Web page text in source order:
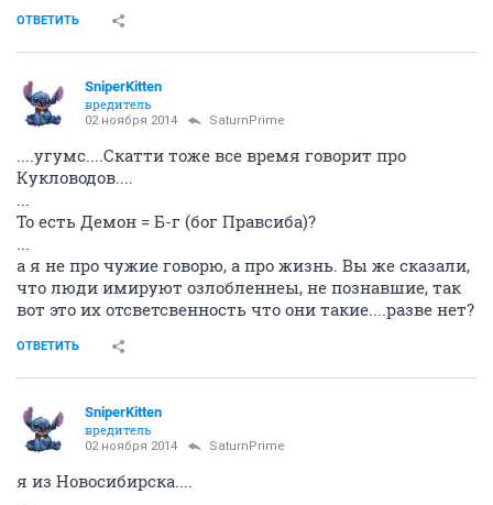
ОТВЕТИТЬ
SniperKitten
вредитель
02 ноября 2014 SaturnPrime
....угумс....Скатти тоже все время говорит про
Кукловодов....
...
То есть Демон = Б-г (бог Правсиба)?
...
а я не про чужие говорю, а про жизнь. Вы же сказали,
что люди имируют озлобленнеы, не познавшие, так
вот это их отсветсвенность что они такие....разве нет?
ОТВЕТИТЬ
SniperKitten
вредитель
02 ноября 2014 SaturnPrime
я из Новосибирска....